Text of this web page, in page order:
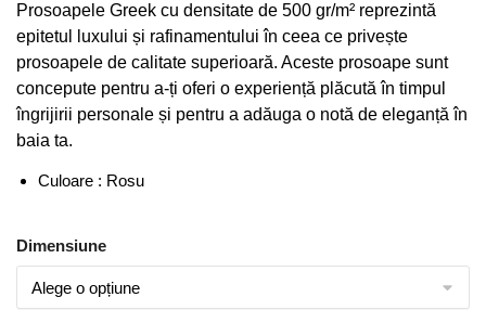
prețuri:
79,00 lei
până
la
399,00 lei
Prosoapele Greek cu densitate de 500 gr/m² reprezintă
epitetul luxului și rafinamentului în ceea ce privește
prosoapele de calitate superioară. Aceste prosoape sunt
concepute pentru a-ți oferi o experiență plăcută în timpul
îngrijirii personale și pentru a adăuga o notă de eleganță în
baia ta.
Culoare : Rosu
Dimensiune